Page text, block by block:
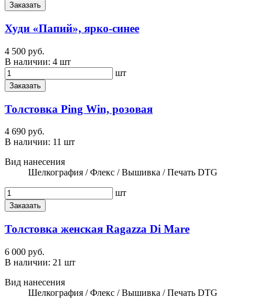
Заказать
Худи «Папий», ярко-синее
4 500 руб.
В наличии: 4 шт
шт
Заказать
Толстовка Ping Win, розовая
4 690 руб.
В наличии: 11 шт
Вид нанесения
Шелкография / Флекс / Вышивка / Печать DTG
шт
Заказать
Толстовка женская Ragazza Di Mare
6 000 руб.
В наличии: 21 шт
Вид нанесения
Шелкография / Флекс / Вышивка / Печать DTG